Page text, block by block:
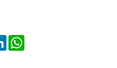
LinkedIn